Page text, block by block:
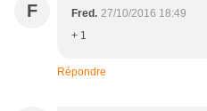
F Fred. 27/10/2016 18:49
+ 1
Répondre